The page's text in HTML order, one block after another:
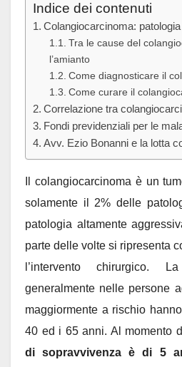
Indice dei contenuti
Colangiocarcinoma:
Tra le cause del
l’amianto
Come diagnosticare il
Come curare il
Correlazione tra
Fondi previdenziali per le
Avv. Ezio Bonanni e la lotta
Il colangiocarcinoma è un
solamente il 2% delle
patologia altamente
parte delle volte si ripresenta
l’intervento chirurgico.
generalmente nelle persone
maggiormente a rischio
40 ed i 65 anni. Al momento
di sopravvivenza è di 5